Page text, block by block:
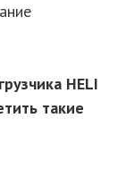
HELI
такие